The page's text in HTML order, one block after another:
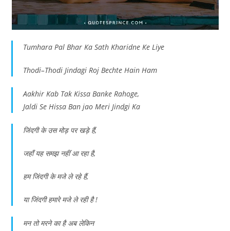
Tumhara Pal Bhar Ka Sath Kharidne Ke Liye
Thodi–Thodi Jindagi Roj Bechte Hain Ham
Aakhir Kab Tak Kissa Banke Rahoge,
Jaldi Se Hissa Ban jao Meri Jindgi Ka
जिंदगी के उस मोड़ पर खड़े हैं,
जहाँ यह समझ नहीं आ रहा है,
हम जिंदगी के मजे ले रहे हैं,
या जिंदगी हमारे मजे ले रही है !
मन तो मरने का है अब लेकिन